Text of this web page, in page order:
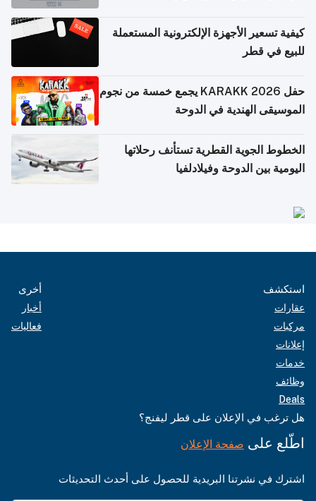
كيفية تسعير الأجهزة الإلكترونية المستعملة
للبيع في قطر
حفل KARAKK 2026 يجمع خمسة من نجوم
الموسيقى الهندية في الدوحة
الخطوط الجوية القطرية تستأنف رحلاتها
اليومية بين الدوحة وفيلادلفيا
استكشف
عقارات
مركبات
إعلانات
خدمات
وظائف
Deals
أخرى
أخبار
فعاليات
هل ترغب في الإعلان على قطر ليفنج؟
اطّلع على صفحة الإعلان
اشترك في نشرتنا البريدية للحصول على أحدث التحديثات